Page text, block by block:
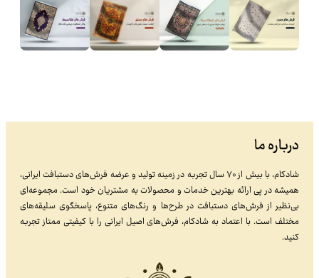
درباره ما
شادکام، با بیش از ۷۰ سال تجربه در زمینه تولید و عرضه فرش‌های دستبافت ایرانی،
همیشه در پی ارائه بهترین خدمات و محصولات به مشتریان خود است. مجموعه‌ای
بی‌نظیر از فرش‌های دستبافت در طرح‌ها و رنگ‌های متنوع، پاسخگوی سلیقه‌های
مختلف است. با اعتماد به شادکام، فرش‌های اصیل ایرانی را با کیفیتی ممتاز تجربه
کنید.